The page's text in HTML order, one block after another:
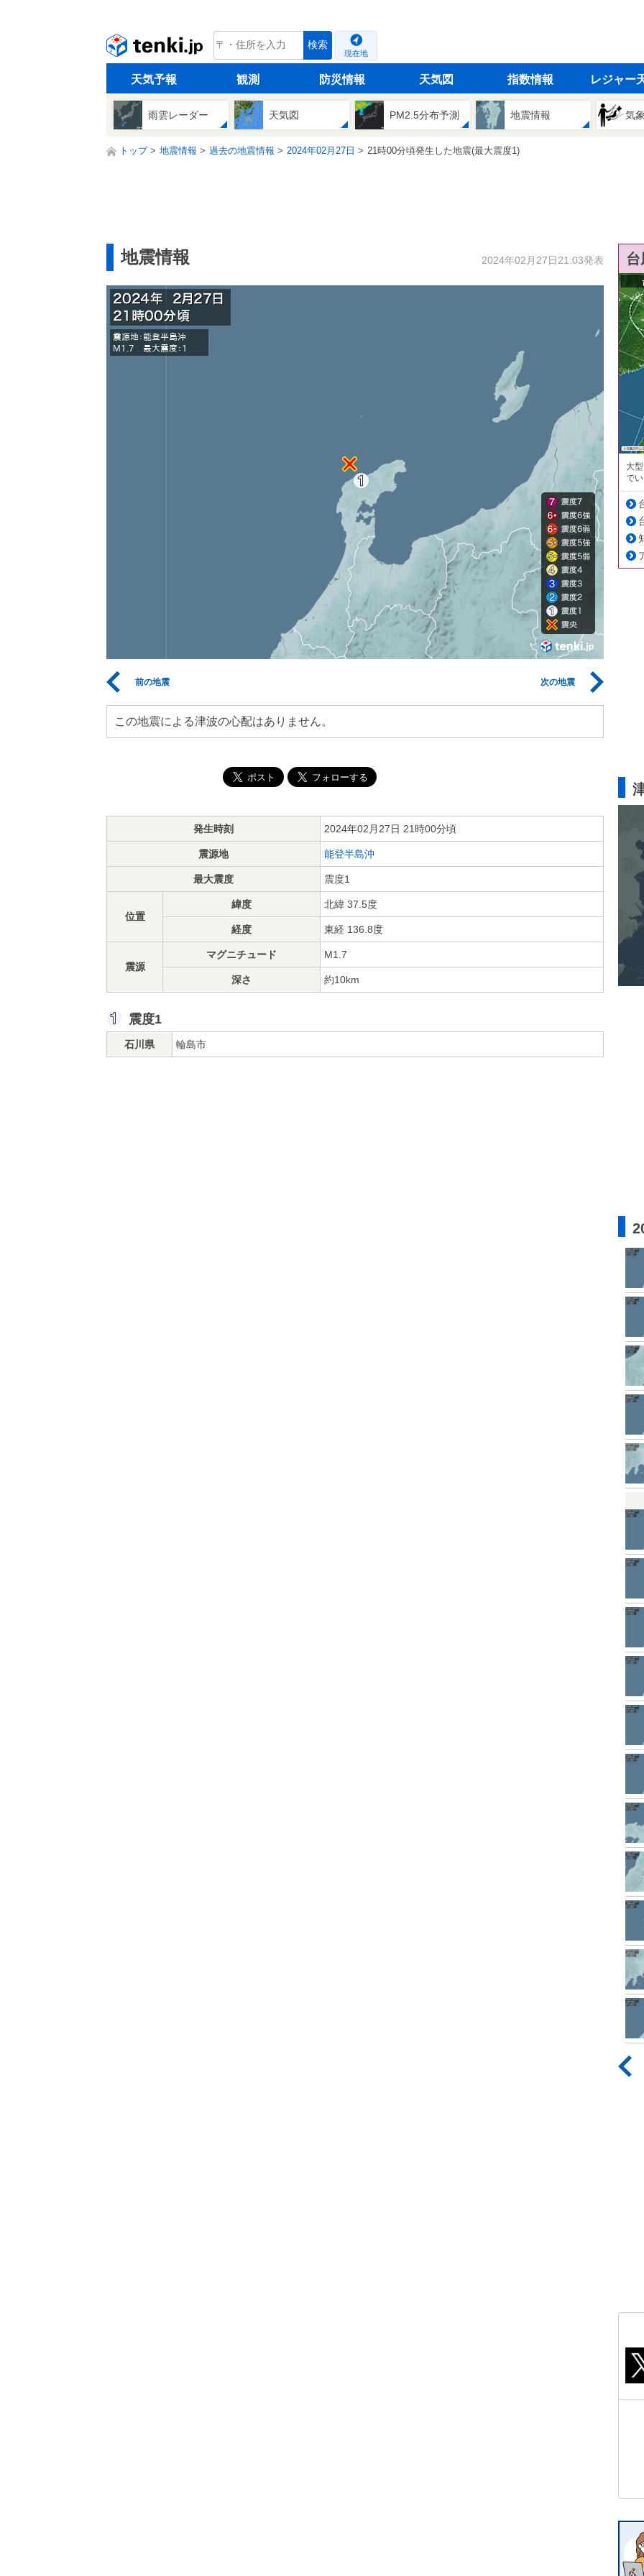
tenki.jp 検索
現在地
天気予報 観測 防災情報 天気図 指数情報 レジャー
雨雲レーダー 天気図 PM2.5分布予測 地震情報 気
トップ 地震情報 過去の地震情報 2024年02月27日 21時00分頃発生した地震(最大震度1)
地震情報 2024年02月27日21:03発表
前の地震 次の地震
この地震による津波の心配はありません。
発生時刻 2024年02月27日 21時00分頃
震源地 能登半島沖
最大震度 震度1
位置
緯度 北緯 37.5度
経度 東経 136.8度
震源
マグニチュード M1.7
深さ 約10km
震度1
石川県 輪島市
大
で